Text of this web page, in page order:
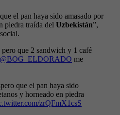
el pan haya sido amasado por
piedra traída del Uzbekistán”,
que 2 sandwich y 1 café
@BOG_ELDORADO me
que el pan haya sido
y horneado en piedra
zrQFmX1csS